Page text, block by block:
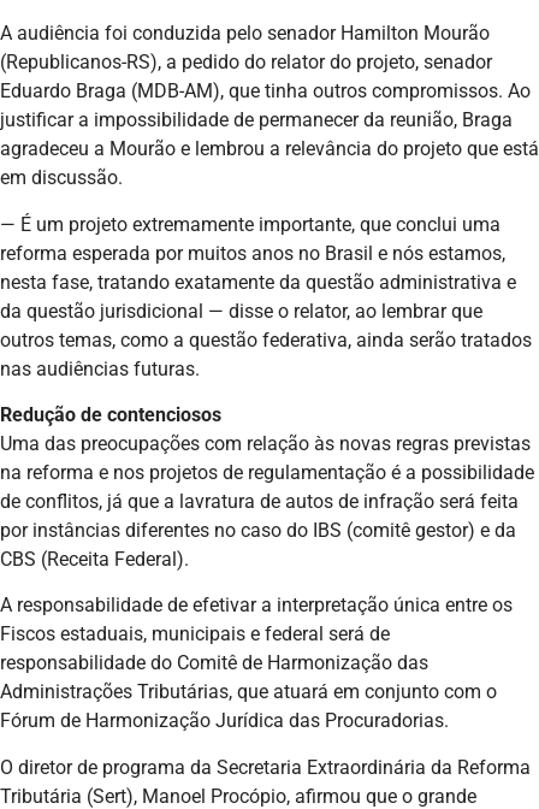
A audiência foi conduzida pelo senador Hamilton Mourão
(Republicanos-RS), a pedido do relator do projeto, senador
Eduardo Braga (MDB-AM), que tinha outros compromissos. Ao
justificar a impossibilidade de permanecer da reunião, Braga
agradeceu a Mourão e lembrou a relevância do projeto que está
em discussão.
— É um projeto extremamente importante, que conclui uma
reforma esperada por muitos anos no Brasil e nós estamos,
nesta fase, tratando exatamente da questão administrativa e
da questão jurisdicional — disse o relator, ao lembrar que
outros temas, como a questão federativa, ainda serão tratados
nas audiências futuras.
Redução de contenciosos
Uma das preocupações com relação às novas regras previstas
na reforma e nos projetos de regulamentação é a possibilidade
de conflitos, já que a lavratura de autos de infração será feita
por instâncias diferentes no caso do IBS (comitê gestor) e da
CBS (Receita Federal).
A responsabilidade de efetivar a interpretação única entre os
Fiscos estaduais, municipais e federal será de
responsabilidade do Comitê de Harmonização das
Administrações Tributárias, que atuará em conjunto com o
Fórum de Harmonização Jurídica das Procuradorias.
O diretor de programa da Secretaria Extraordinária da Reforma
Tributária (Sert), Manoel Procópio, afirmou que o grande